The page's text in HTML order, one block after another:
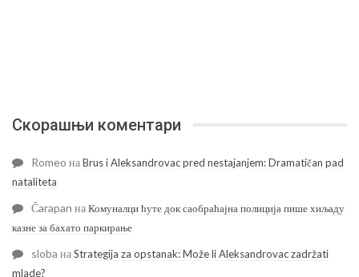
Скорашњи коментари
Romeo наBrus i Aleksandrovac pred nestajanjem: Dramatičan pad
nataliteta
Čarapan наКомуналци ћуте док саобраћајна полиција пише хиљаду
казне за бахато паркирање
sloba наStrategija za opstanak: Može li Aleksandrovac zadržati
mlade?